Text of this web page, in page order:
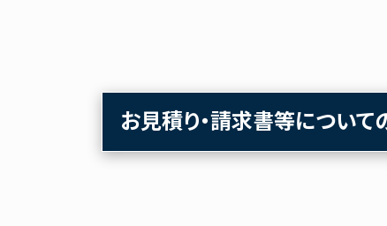
お見積り・請求書等につい